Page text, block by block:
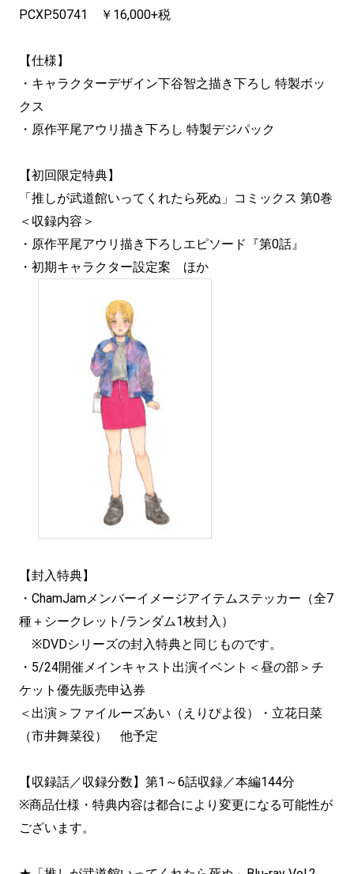
PCXP.50741 ￥16,000+税
【仕様】
・キャラクターデザイン下谷智之描き下ろし 特製ボッ
クス
・原作平尾アウリ描き下ろし 特製デジパック
【初回限定特典】
「推しが武道館いってくれたら死ぬ」コミックス 第0巻
＜収録内容＞
・原作平尾アウリ描き下ろしエピソード『第0話』
・初期キャラクター設定案 ほか
【封入特典】
・ChamJamメンバーイメージアイテムステッカー（全7
種＋シークレット/ランダム1枚封入）
※DVDシリーズの封入特典と同じものです。
・5/24開催メインキャスト出演イベント＜昼の部＞チ
ケット優先販売申込券
＜出演＞ファイルーズあい（えりぴよ役）・立花日菜
（市井舞菜役） 他予定
【収録話／収録分数】第1～6話収録／本編144分
※商品仕様・特典内容は都合により変更になる可能性が
ございます。